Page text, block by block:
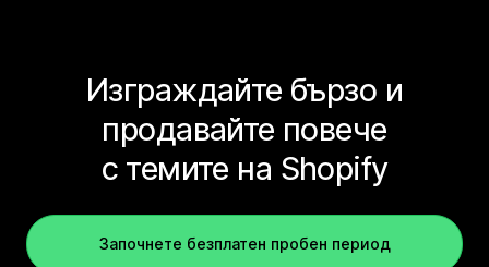
Изграждайте бързо и
продавайте повече
с темите на Shopify
Започнете безплатен пробен период